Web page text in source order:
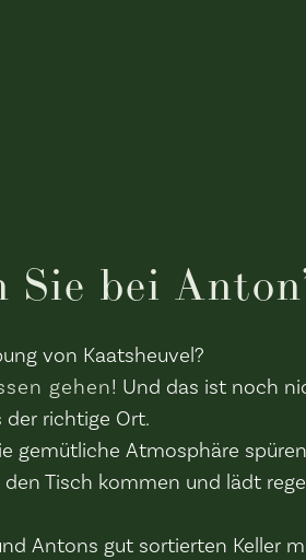
Sie bei
von Kaatsheuvel?
gehen! Und das ist noch
der richtige Ort.
gemütliche Atmosphäre
Tisch kommen und lädt
Antons gut sortierten Keller